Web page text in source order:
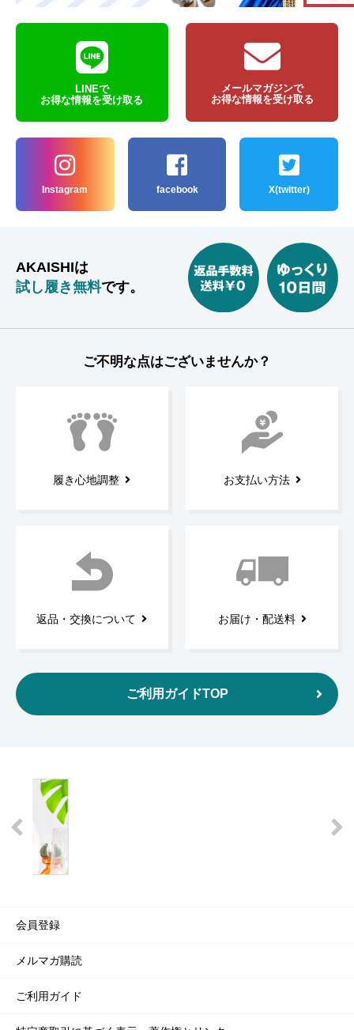
LINEで
お得な情報を受け取る
メールマガジンで
お得な情報を受け取る
Instagram facebook X(twitter)
AKAISHIは
試し履き無料です。
ご不明な点はございませんか？
履き心地調整 お支払い方法
返品・交換について お届け・配送料
ご利用ガイドTOP
会員登録
メルマガ購読
ご利用ガイド